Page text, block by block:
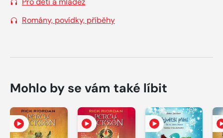
Romány, povídky, příběhy
Mohlo by se vám také líbit